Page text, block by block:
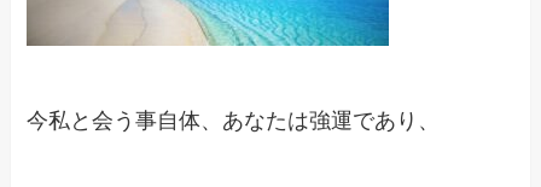
今私と会う事自体、あなたは強運であり、